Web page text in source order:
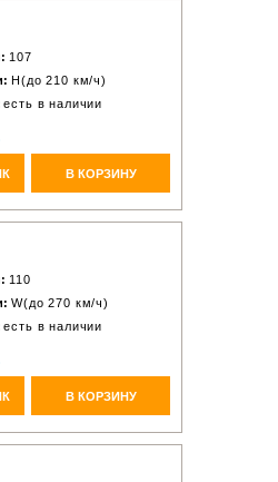
107
H(до 210 км/ч)
есть в наличии
В КОРЗИНУ
110
W(до 270 км/ч)
есть в наличии
В КОРЗИНУ